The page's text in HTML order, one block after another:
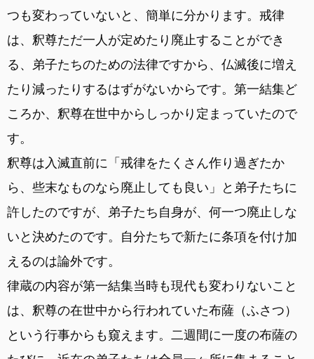
つも変わっていないと、簡単に分かります。戒律
は、釈尊ただ一人が定めたり廃止することができ
る、弟子たちのための法律ですから、仏滅後に増え
たり減ったりするはずがないからです。第一結集ど
ころか、釈尊在世中からしっかり定まっていたので
す。
釈尊は入滅直前に「戒律をたくさん作り過ぎたか
ら、些末なものなら廃止しても良い」と弟子たちに
許したのですが、弟子たち自身が、何一つ廃止しな
いと決めたのです。自分たちで新たに条項を付け加
えるのは論外です。
律蔵の内容が第一結集当時も現代も変わりないこと
は、釈尊の在世中から行われていた布薩（ふさつ）
という行事からも窺えます。二週間に一度の布薩の